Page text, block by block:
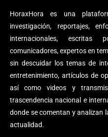
HoraxHora es una
investigación, reportajes,
internacionales, escritas
comunicadores, expertos en
sin descuidar los temas de
entretenimiento, artículos de
así como videos y
trascendencia nacional e
donde se comentan y analizan
actualidad.